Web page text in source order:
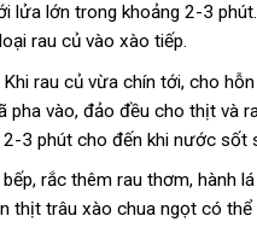
lửa lớn trong khoảng 2-3
rau củ vào xào tiếp.
rau củ vừa chín tới, cho
pha vào, đảo đều cho thịt và
3 phút cho đến khi nước sốt
rắc thêm rau thơm, hành
thịt trâu xào chua ngọt có thể